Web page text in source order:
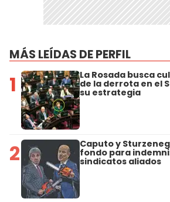
MÁS LEÍDAS DE PERFIL
1 La Rosada busca
de la derrota en el
su estrategia
2 Caputo y
fondo para
sindicatos aliados